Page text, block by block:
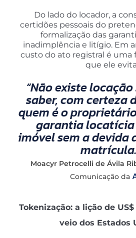
Do lado do locador, a
certidões pessoais do
formalização das
inadimplência e litígio. Em
custo do ato registral é uma
que ele
“Não existe
saber, com certeza
quem é o
garantia locatícia
imóvel sem a devida
Moacyr Petrocelli de Ávila
Comunicação da
Tokenização: a lição de
veio dos Estados